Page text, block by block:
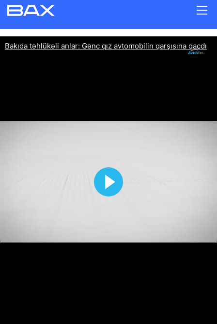
Bakıda təhlükəli anlar: Gənc qız